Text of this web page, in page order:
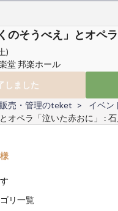
のそうべえ」とオペ
)
堂 邦楽ホール
しました
売・管理のteket イベン
オペラ「泣いた赤おに」 :
リ一覧